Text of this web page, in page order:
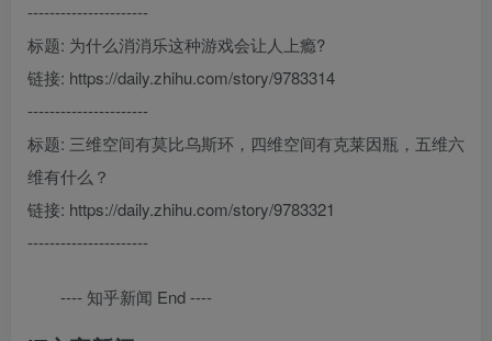
----------------------
标题: 为什么消消乐这种游戏会让人上瘾?
链接: https://daily.zhihu.com/story/9783314
----------------------
标题: 三维空间有莫比乌斯环，四维空间有克莱因瓶，五维六
维有什么？
链接: https://daily.zhihu.com/story/9783321
----------------------
---- 知乎新闻 End ----